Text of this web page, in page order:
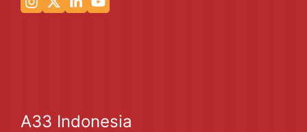
A33 Indonesia